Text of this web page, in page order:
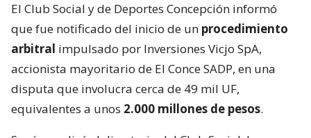
El Club Social y de Deportes Concepción informó
que fue notificado del inicio de un procedimiento
arbitral impulsado por Inversiones Vicjo SpA,
accionista mayoritario de El Conce SADP, en una
disputa que involucra cerca de 49 mil UF,
equivalentes a unos 2.000 millones de pesos.